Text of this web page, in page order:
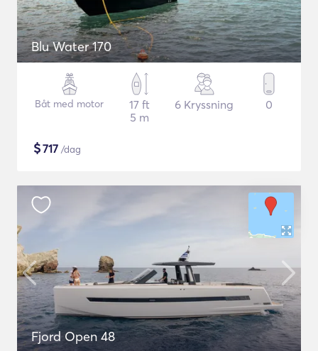
Blu Water 170
Båt med motor
17 ft
5 m
6 Kryssning 0
$717 /dag
Fjord Open 48